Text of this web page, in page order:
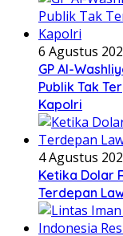
6 Agustus
GP Al-
Publik Tak
Kapolri
4 Agustus
Ketika Dolar
Terdepan